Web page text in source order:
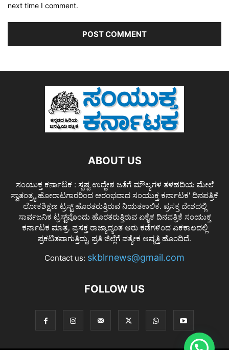
next time I comment.
ABOUT US
ಸಂಯುಕ್ತ ಕರ್ನಾಟಕ : ಸ್ಪಷ್ಟ ಉದ್ದೇಶ ಜತೆಗೆ ಮೌಲ್ಯಗಳ ತಳಹದಿಯ ಮೇಲೆ
ಸ್ವಾತಂತ್ರ್ಯ ಹೋರಾಟಗಾರರಿಂದ ಆರಂಭವಾದ ಸಂಯುಕ್ತ ಕರ್ನಾಟಕ' ದಿನಪತ್ರಿಕೆ
ಲೋಕಶಿಕ್ಷಣ ಟ್ರಸ್ಟ್ ಹೊರತರುತ್ತಿರುವ ನಿಯತಕಾಲಿಕ. ಪ್ರಸಕ್ತ ದೇಶದಲ್ಲಿ
ಸಾರ್ವಜನಿಕ ಟ್ರಸ್ಟ್‌ವೊಂದು ಹೊರತರುತ್ತಿರುವ ಏಕೈಕ ದಿನಪತ್ರಿಕೆ ಸಂಯುಕ್ತ
ಕರ್ನಾಟಕ ಮಾತ್ರ. ಪ್ರಸಕ್ತ ರಾಜ್ಯಾದ್ಯಂತ ಆರು ಕಡೆಗಳಿಂದ ಏಕಕಾಲದಲ್ಲಿ
ಪ್ರಕಟಿತವಾಗುತ್ತಿದ್ದು, ಪ್ರತಿ ಜಿಲ್ಲೆಗೆ ಪತ್ಯೇಕ ಆವೃತ್ತಿ ಹೊಂದಿದೆ.
Contact us: skblrnews@gmail.com
FOLLOW US